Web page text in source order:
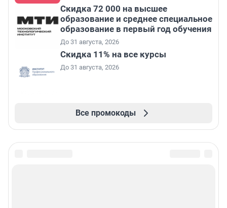
Скидка 72 000 на высшее
образование и среднее специальное
образование в первый год обучения
До 31 августа, 2026
Скидка 11% на все курсы
До 31 августа, 2026
Все промокоды